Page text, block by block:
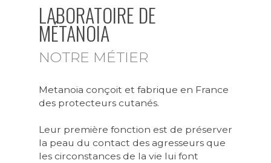
LABORATOIRE DE
MÉTANOIA
NOTRE MÉTIER
Metanoia conçoit et fabrique en France
des protecteurs cutanés.
Leur première fonction est de préserver
la peau du contact des agresseurs que
les circonstances de la vie lui font